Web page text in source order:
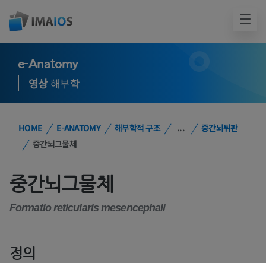
e-Anatomy
영상해부학
HOME E-ANATOMY 해부학적 구조 ...
중간뇌뒤판
중간뇌그물체
중간뇌그물체
Formatio reticularis mesencephali
정의